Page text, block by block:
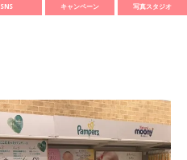
SNS キャンペーン 写真スタジオ